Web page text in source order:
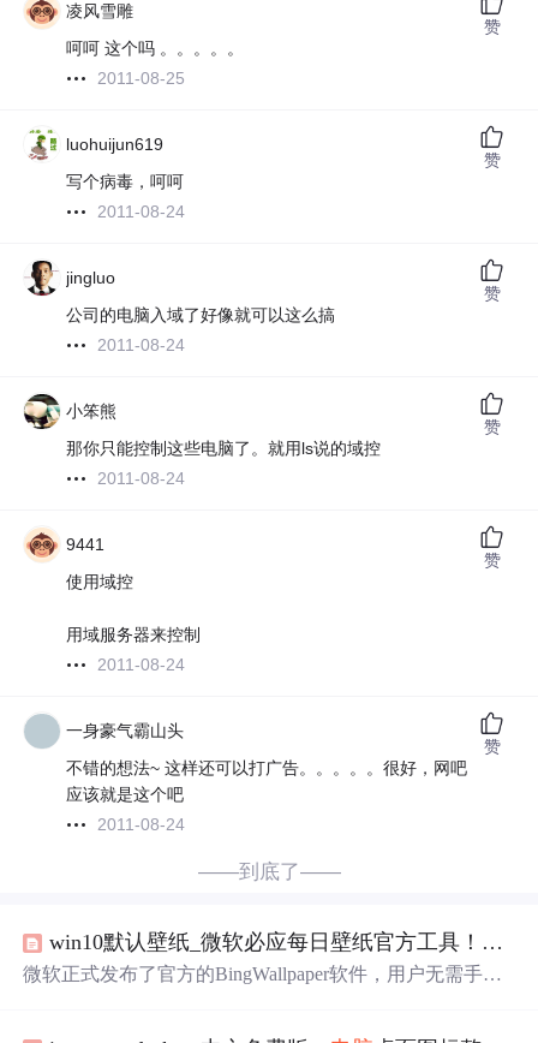
凌风雪雕
呵呵 这个吗 。。。。。
2011-08-25
赞
luohuijun619
写个病毒，呵呵
2011-08-24
赞
jingluo
公司的电脑入域了好像就可以这么搞
2011-08-24
赞
小笨熊
那你只能控制这些电脑了。就用ls说的域控
2011-08-24
赞
9441
使用域控
用域服务器来控制
2011-08-24
赞
一身豪气霸山头
不错的想法~ 这样还可以打广告。。。。。很好，网吧
应该就是这个吧
2011-08-24
赞
——到底了——
win10默认壁纸_微软必应每日壁纸官方工具！天天自动换图，让桌面焕然一新
微软正式发布了官方的BingWallpaper软件，用户无需手动